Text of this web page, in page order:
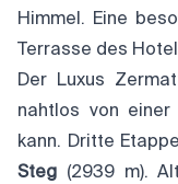
Himmel. Eine
Terrasse des
Der Luxus
nahtlos von einer
kann. Dritte
Steg (2939 m).